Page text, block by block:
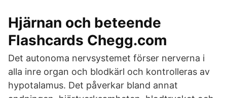
Hjärnan och beteende
Flashcards Chegg.com
Det autonoma nervsystemet förser nerverna i
alla inre organ och blodkärl och kontrolleras av
hypotalamus. Det påverkar bland annat